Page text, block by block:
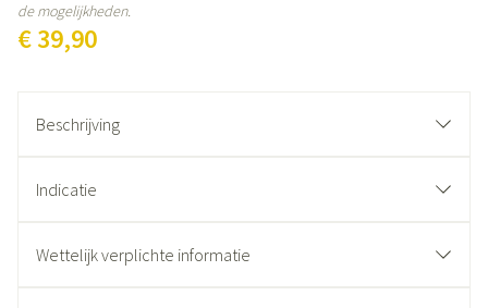
€ 39,90
de mogelijkheden.
Beschrijving
Indicatie
Wettelijk verplichte informatie